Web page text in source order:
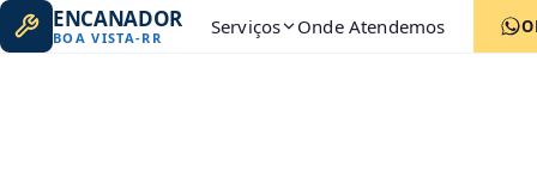
ENCANADOR
BOA VISTA-RR Serviços Onde Atendemos